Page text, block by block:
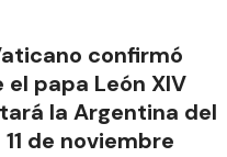
confirmó
el papa León XIV
la Argentina del
11 de noviembre